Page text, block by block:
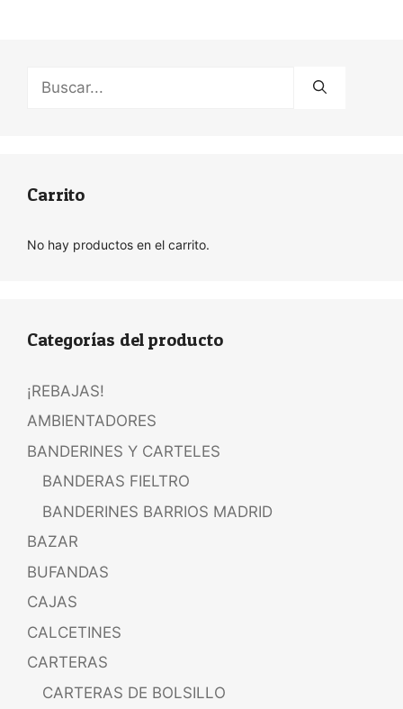
Carrito
No hay productos en el carrito.
Categorías del producto
¡REBAJAS!
AMBIENTADORES
BANDERINES Y CARTELES
BANDERAS FIELTRO
BANDERINES BARRIOS MADRID
BAZAR
BUFANDAS
CAJAS
CALCETINES
CARTERAS
CARTERAS DE BOLSILLO